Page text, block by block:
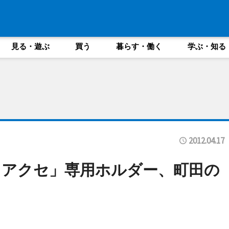
見る・遊ぶ 買う 暮らす・働く 学ぶ・知る
2012.04.17
クセ」専用ホルダー、町田の